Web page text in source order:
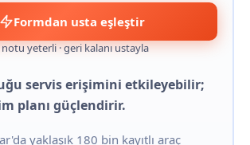
Formdan usta eşleştir
notu yeterli · geri kalanı ustayla
servis erişimini etkileyebilir;
planı güçlendirir.
yaklaşık 180 bin kayıtlı araç